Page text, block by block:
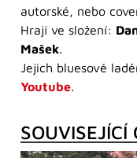
autorské, nebo
Hrají ve složení:
Mašek.
Jejich bluesově
Youtube.
SOUVISEJÍCÍ